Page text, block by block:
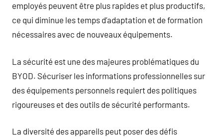
employés peuvent être plus rapides et plus productifs,
ce qui diminue les temps d’adaptation et de formation
nécessaires avec de nouveaux équipements.
La sécurité est une des majeures problématiques du
BYOD. Sécuriser les informations professionnelles sur
des équipements personnels requiert des politiques
rigoureuses et des outils de sécurité performants.
La diversité des appareils peut poser des défis